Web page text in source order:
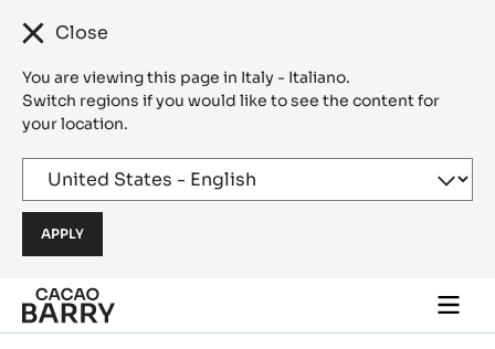
Close
You are viewing this page in Italy - Italiano.
Switch regions if you would like to see the content for
your location.
Skip to main content
main